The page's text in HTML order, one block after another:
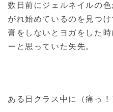
数日前にジェルネイルの
がれ始めているのを見つ
膏をしないとヨガをした
ーと思っていた矢先。
ある日クラス中に（痛っ！